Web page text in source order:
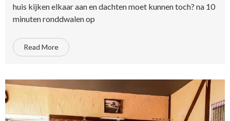
huis kijken elkaar aan en dachten moet kunnen toch? na 10
minuten ronddwalen op
Read More